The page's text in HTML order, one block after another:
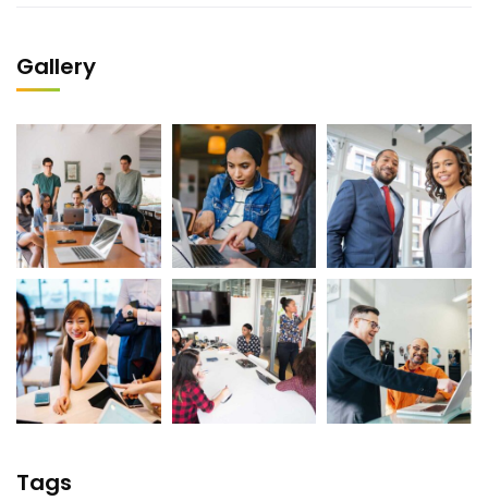
Gallery
Tags